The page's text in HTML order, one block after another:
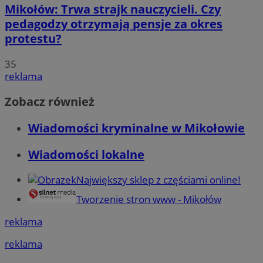
Mikołów: Trwa strajk nauczycieli. Czy
pedagodzy otrzymają pensje za okres
protestu?
35
reklama
Zobacz również
Wiadomości kryminalne w Mikołowie
Wiadomości lokalne
Największy sklep z częściami online!
Tworzenie stron www - Mikołów
reklama
reklama